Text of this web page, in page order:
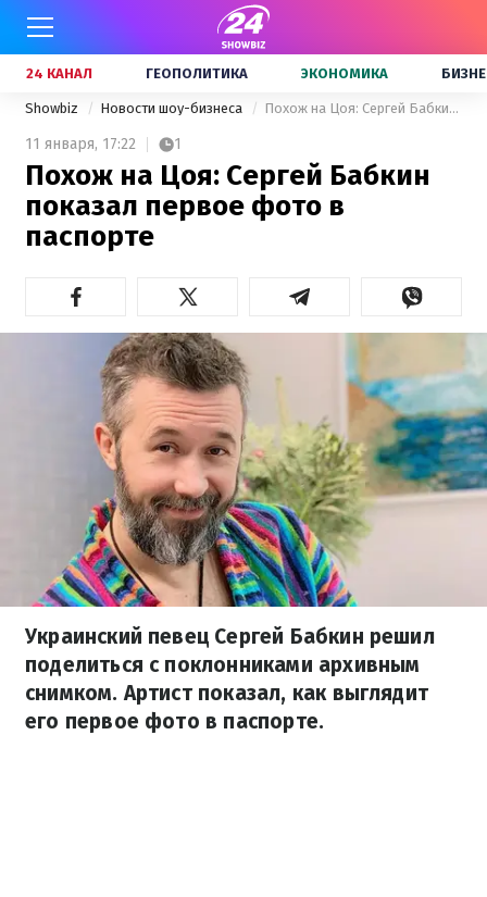
24 КАНАЛ ГЕОПОЛИТИКА ЭКОНОМИКА
Showbiz Новости шоу-бизнеса Похож на Цоя: Сергей Бабкин показал первое фото в паспорте
11 января, 17:22 1
Похож на Цоя: Сергей Бабкин
показал первое фото в
паспорте
Украинский певец Сергей Бабкин решил
поделиться с поклонниками архивным
снимком. Артист показал, как выглядит
его первое фото в паспорте.